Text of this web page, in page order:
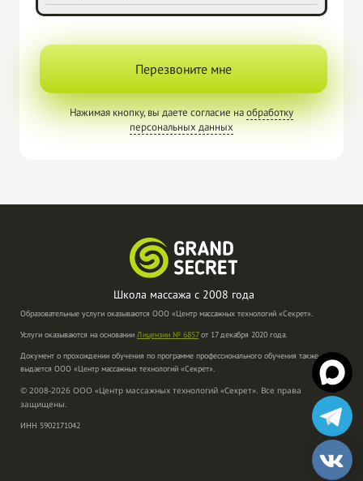
Перезвоните мне
Нажимая кнопку, вы даете согласие наобработку
персональных данных
Школа массажа с 2008 года
Образовательные услуги оказываются ООО «Центр массажных технологий «Секрет».
Услуги оказываются на основании Лицензии № 6857от 17 декабря 2020 года.
Документ о прохождении обучения по программе профессионального обучения также
выдается ООО «Центр массажных технологий «Секрет».
© 2008-2026 ООО «Центр массажных технологий «Секрет». Все права
защищены.
ИНН 5902171042